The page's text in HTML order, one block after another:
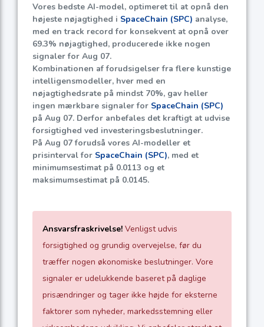
Vores bedste AI-model, optimeret til at opnå den
højeste nøjagtighed i SpaceChain (SPC) analyse,
med en track record for konsekvent at opnå over
69.3% nøjagtighed, producerede ikke nogen
signaler for Aug 07.
Kombinationen af forudsigelser fra flere kunstige
intelligensmodeller, hver med en
nøjagtighedsrate på mindst 70%, gav heller
ingen mærkbare signaler for SpaceChain (SPC)
på Aug 07. Derfor anbefales det kraftigt at udvise
forsigtighed ved investeringsbeslutninger.
På Aug 07 forudså vores AI-modeller et
prisinterval for SpaceChain (SPC), med et
minimumsestimat på 0.0113 og et
maksimumsestimat på 0.0145.
Ansvarsfraskrivelse! Venligst udvis
forsigtighed og grundig overvejelse, før du
træffer nogen økonomiske beslutninger. Vore
signaler er udelukkende baseret på daglige
prisændringer og tager ikke højde for eksterne
faktorer som nyheder, markedsstemning eller